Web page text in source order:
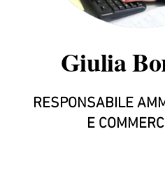
Giulia
RESPONSABILE
E